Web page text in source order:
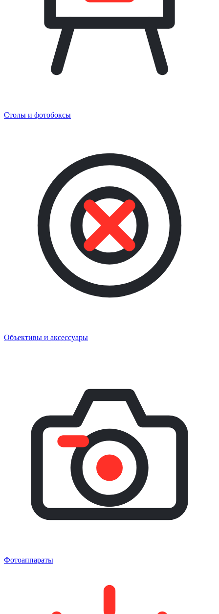
Столы и фотобоксы
Объективы и аксессуары
Фотоаппараты